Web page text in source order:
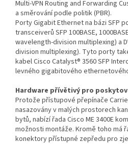
Multi-VPN Routing and Forwarding
a směrování podle politik (PBR).
Porty Gigabit Ethernet na bázi SFP
transceiverů SFP 100BASE,
wavelength-division multiplexing) a
division multiplexing). Tyto porty
kabel Cisco Catalyst® 3560 SFP
levného gigabitového
Hardware přívětivý pro
Protože přístupové přepínače
nasazovány v malých prostorech
bytů, nabízí řada Cisco ME 3400E
možnosti montáže. Kromě toho má
konektory přístupné zepředu pro